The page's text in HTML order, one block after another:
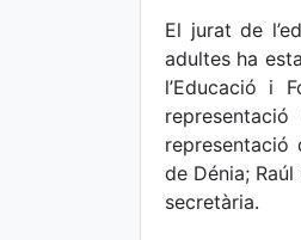
El jurat de
adultes ha
l’Educació i
representació
de Dénia;
secretària.